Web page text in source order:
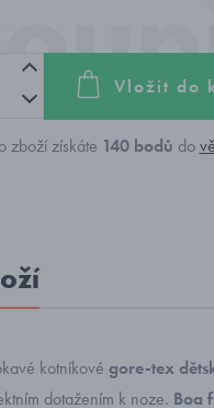
Vložit do
zboží získáte 140bodů do
kotníkové gore-tex
dotažením k noze. Boa